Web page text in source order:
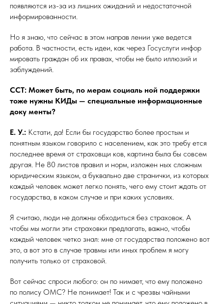
появляются из-за из лишних ожиданий и недостаточной
информированности.
Но я знаю, что сейчас в этом направ лении уже ведется
работа. В частности, есть идеи, как через Госуслуги инфор
мировать граждан об их правах, чтобы не было иллюзий и
заблуждений.
ССТ: Может быть, по мерам социаль ной поддержки
тоже нужны КИДы — специальные информационные
доку менты?
Е. У.: Кстати, да! Если бы государство более простым и
понятным языком говорило с населением, как это требу ется
последнее время от страховщи ков, картина была бы совсем
другая. Не 80 листов правил и норм, изложен ных сложным
юридическим языком, а буквально две странички, из которых
каждый человек может легко понять, чего ему стоит ждать от
государства, в каком случае и при каких условиях.
Я считаю, люди не должны обходиться без страховок. А
чтобы мы могли эти страховки предлагать, важно, чтобы
каждый человек четко знал: мне от государства положено вот
это, а вот это в случае травмы или иных проблем я могу
получить только от страховой.
Вот сейчас спроси любого: он по нимает, что ему положено
по полису ОМС? Не понимает! Так и с чрезвы чайными